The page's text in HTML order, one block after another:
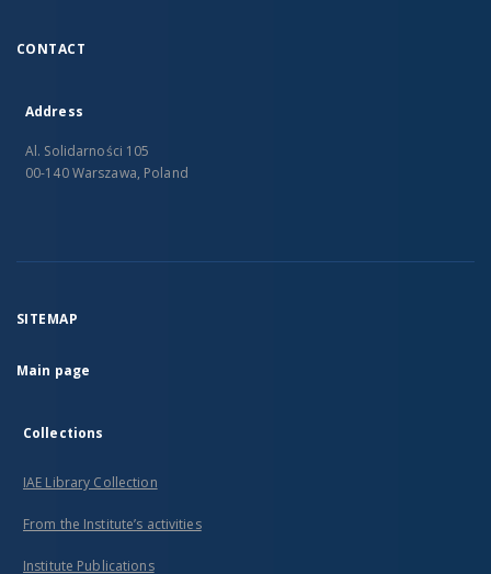
CONTACT
Address
Al. Solidarności 105
00-140 Warszawa, Poland
SITEMAP
Main page
Collections
IAE Library Collection
From the Institute’s activities
Institute Publications